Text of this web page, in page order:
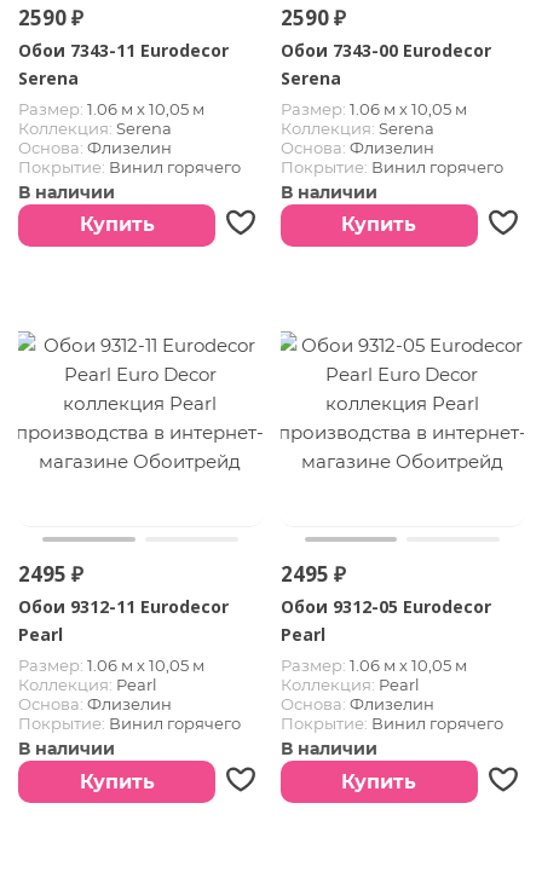
2590 ₽
Обои 7343-11 Eurodecor
Serena
Размер: 1.06 м х 10,05 м
Коллекция: Serena
Основа: Флизелин
Покрытие: Винил горячего
тиснения
В наличии
Купить
2590 ₽
Обои 7343-00 Eurodecor
Serena
Размер: 1.06 м х 10,05 м
Коллекция: Serena
Основа: Флизелин
Покрытие: Винил горячего
тиснения
В наличии
Купить
2495 ₽
Обои 9312-11 Eurodecor
Pearl
Размер: 1.06 м х 10,05 м
Коллекция: Pearl
Основа: Флизелин
Покрытие: Винил горячего
тиснения
В наличии
Купить
2495 ₽
Обои 9312-05 Eurodecor
Pearl
Размер: 1.06 м х 10,05 м
Коллекция: Pearl
Основа: Флизелин
Покрытие: Винил горячего
тиснения
В наличии
Купить